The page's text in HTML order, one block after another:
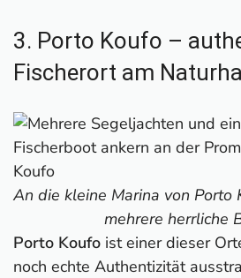
3. Porto Koufo –
Fischerort am
An die kleine Marina von Porto
mehrere herrliche
Porto Koufo ist einer dieser
noch echte Authentizität